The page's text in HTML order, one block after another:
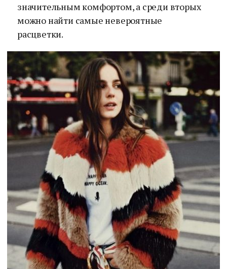
значительным комфортом, а среди вторых
можно найти самые невероятные
расцветки.